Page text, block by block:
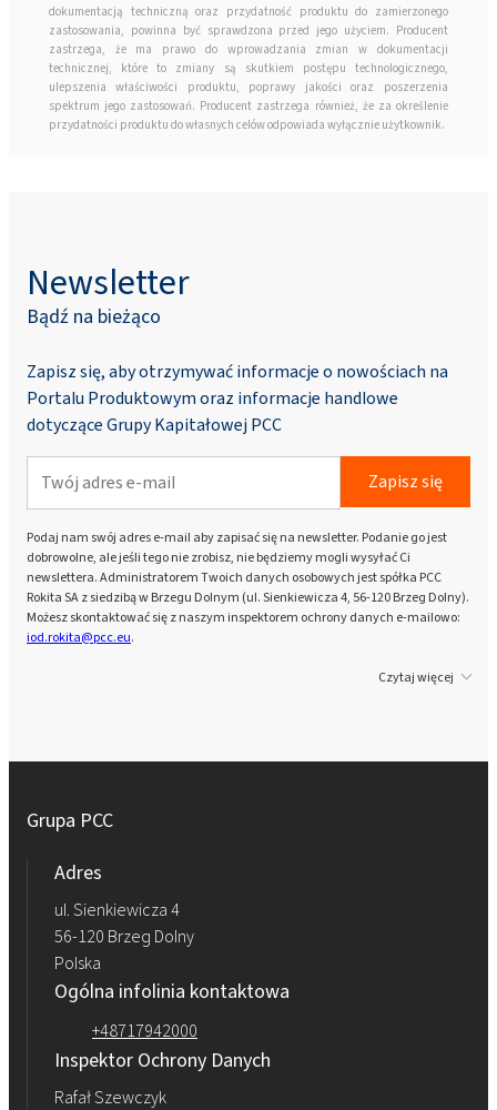
dokumentacją techniczną oraz przydatność produktu do zamierzonego
zastosowania, powinna być sprawdzona przed jego użyciem. Producent
zastrzega, że ma prawo do wprowadzania zmian w dokumentacji
technicznej, które to zmiany są skutkiem postępu technologicznego,
ulepszenia właściwości produktu, poprawy jakości oraz poszerzenia
spektrum jego zastosowań. Producent zastrzega również, że za określenie
przydatności produktu do własnych celów odpowiada wyłącznie użytkownik.
Newsletter
Bądź na bieżąco
Zapisz się, aby otrzymywać informacje o nowościach na
Portalu Produktowym oraz informacje handlowe
dotyczące Grupy Kapitałowej PCC
Zapisz się
Podaj nam swój adres e-mail aby zapisać się na newsletter. Podanie go jest
dobrowolne, ale jeśli tego nie zrobisz, nie będziemy mogli wysyłać Ci
newslettera. Administratorem Twoich danych osobowych jest spółka PCC
Rokita SA z siedzibą w Brzegu Dolnym (ul. Sienkiewicza 4, 56-120 Brzeg Dolny).
Możesz skontaktować się z naszym inspektorem ochrony danych e-mailowo:
iod.rokita@pcc.eu.
Czytaj więcej
Grupa PCC
Adres
ul. Sienkiewicza 4
56-120 Brzeg Dolny
Polska
Ogólna infolinia kontaktowa
+48717942000
Inspektor Ochrony Danych
Rafał Szewczyk